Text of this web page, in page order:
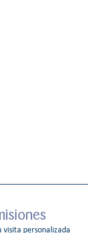
visita personalizada